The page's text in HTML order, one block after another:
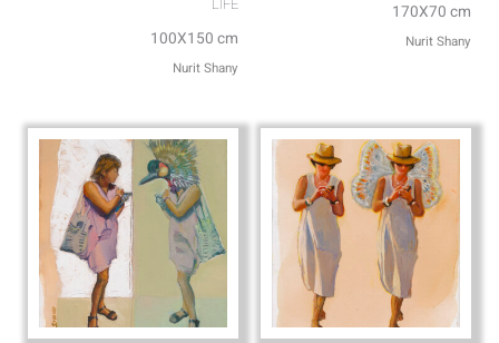
170X70 cm
Nurit Shany
100X150 cm
Nurit Shany